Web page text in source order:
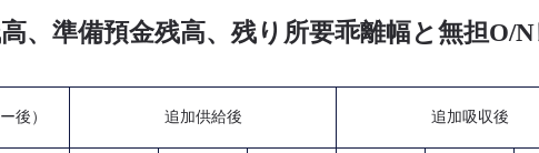
、準備預金残高、残り所要乖離幅と無担O/N
後） 追加供給後 追加吸収後